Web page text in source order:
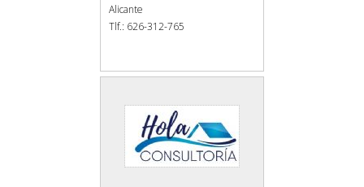
Alicante
Tlf.: 626-312-765